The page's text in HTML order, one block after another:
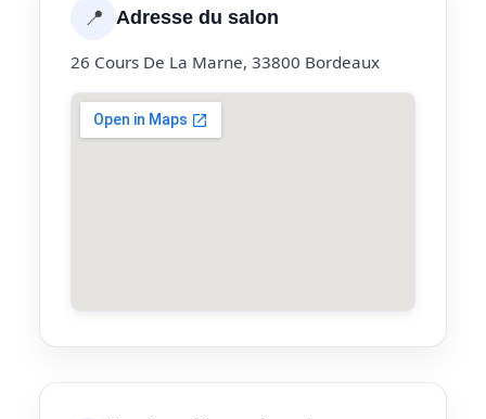
📍 Adresse du salon
26 Cours De La Marne, 33800 Bordeaux